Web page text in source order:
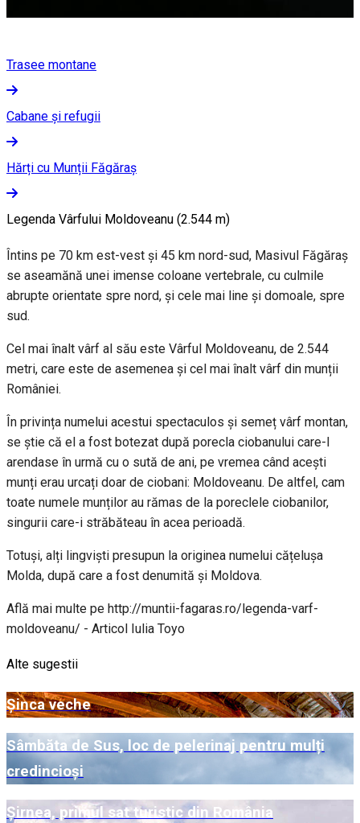
Trasee montane
Cabane și refugii
Hărți cu Munții Făgăraș
Legenda Vârfului Moldoveanu (2.544 m)
Întins pe 70 km est-vest și 45 km nord-sud, Masivul Făgăraș
se aseamănă unei imense coloane vertebrale, cu culmile
abrupte orientate spre nord, și cele mai line și domoale, spre
sud.
Cel mai înalt vârf al său este Vârful Moldoveanu, de 2.544
metri, care este de asemenea și cel mai înalt vârf din munții
României.
În privința numelui acestui spectaculos și semeț vârf montan,
se știe că el a fost botezat după porecla ciobanului care-l
arendase în urmă cu o sută de ani, pe vremea când acești
munți erau urcați doar de ciobani: Moldoveanu. De altfel, cam
toate numele munților au rămas de la poreclele ciobanilor,
singurii care-i străbăteau în acea perioadă.
Totuși, alți lingviști presupun la originea numelui cățelușa
Molda, după care a fost denumită și Moldova.
Află mai multe pe http://muntii-fagaras.ro/legenda-varf-
moldoveanu/ - Articol Iulia Toyo
Alte sugestii
Șinca veche
Sâmbăta de Sus, loc de pelerinaj pentru mulți
credincioși
Șirnea, primul sat turistic din România